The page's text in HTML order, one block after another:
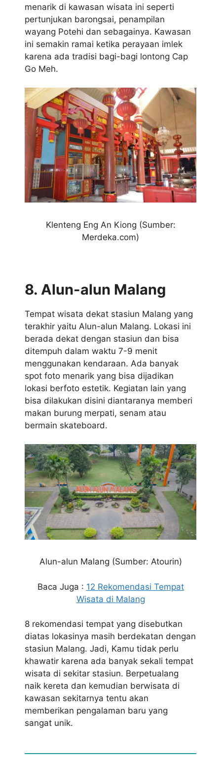
menarik di kawasan wisata ini seperti
pertunjukan barongsai, penampilan
wayang Potehi dan sebagainya. Kawasan
ini semakin ramai ketika perayaan imlek
karena ada tradisi bagi-bagi lontong Cap
Go Meh.
Klenteng Eng An Kiong (Sumber:
Merdeka.com)
8. Alun-alun Malang
Tempat wisata dekat stasiun Malang yang
terakhir yaitu Alun-alun Malang. Lokasi ini
berada dekat dengan stasiun dan bisa
ditempuh dalam waktu 7-9 menit
menggunakan kendaraan. Ada banyak
spot foto menarik yang bisa dijadikan
lokasi berfoto estetik. Kegiatan lain yang
bisa dilakukan disini diantaranya memberi
makan burung merpati, senam atau
bermain skateboard.
Alun-alun Malang (Sumber: Atourin)
Baca Juga : 12 Rekomendasi Tempat
Wisata di Malang
8 rekomendasi tempat yang disebutkan
diatas lokasinya masih berdekatan dengan
stasiun Malang. Jadi, Kamu tidak perlu
khawatir karena ada banyak sekali tempat
wisata di sekitar stasiun. Berpetualang
naik kereta dan kemudian berwisata di
kawasan sekitarnya tentu akan
memberikan pengalaman baru yang
sangat unik.